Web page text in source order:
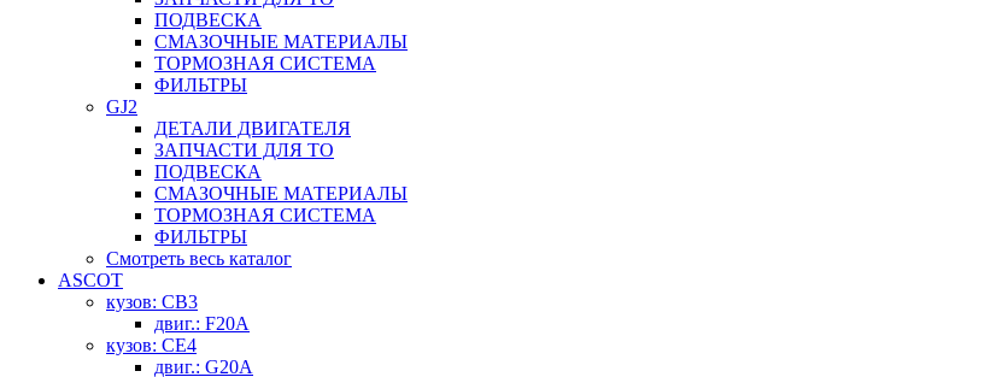
ПОДВЕСКА
СМАЗОЧНЫЕ МАТЕРИАЛЫ
ТОРМОЗНАЯ СИСТЕМА
ФИЛЬТРЫ
GJ2
ДЕТАЛИ ДВИГАТЕЛЯ
ЗАПЧАСТИ ДЛЯ ТО
ПОДВЕСКА
СМАЗОЧНЫЕ МАТЕРИАЛЫ
ТОРМОЗНАЯ СИСТЕМА
ФИЛЬТРЫ
Смотреть весь каталог
ASCOT
кузов: CB3
двиг.: F20A
кузов: CE4
двиг.: G20A